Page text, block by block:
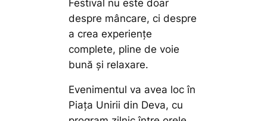
Festival nu este doar
despre mâncare, ci despre
a crea experiențe
complete, pline de voie
bună și relaxare.
Evenimentul va avea loc în
Piața Unirii din Deva, cu